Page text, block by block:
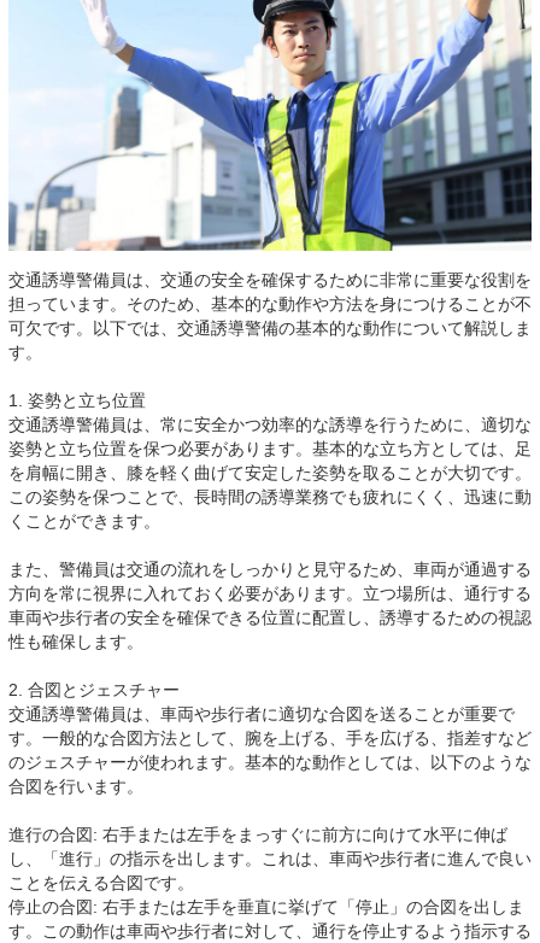
交通誘導警備員は、交通の安全を確保するために非常に重要な役割を
担っています。そのため、基本的な動作や方法を身につけることが不
可欠です。以下では、交通誘導警備の基本的な動作について解説しま
す。
1. 姿勢と立ち位置
交通誘導警備員は、常に安全かつ効率的な誘導を行うために、適切な
姿勢と立ち位置を保つ必要があります。基本的な立ち方としては、足
を肩幅に開き、膝を軽く曲げて安定した姿勢を取ることが大切です。
この姿勢を保つことで、長時間の誘導業務でも疲れにくく、迅速に動
くことができます。
また、警備員は交通の流れをしっかりと見守るため、車両が通過する
方向を常に視界に入れておく必要があります。立つ場所は、通行する
車両や歩行者の安全を確保できる位置に配置し、誘導するための視認
性も確保します。
2. 合図とジェスチャー
交通誘導警備員は、車両や歩行者に適切な合図を送ることが重要で
す。一般的な合図方法として、腕を上げる、手を広げる、指差すなど
のジェスチャーが使われます。基本的な動作としては、以下のような
合図を行います。
進行の合図: 右手または左手をまっすぐに前方に向けて水平に伸ば
し、「進行」の指示を出します。これは、車両や歩行者に進んで良い
ことを伝える合図です。
停止の合図: 右手または左手を垂直に挙げて「停止」の合図を出しま
す。この動作は車両や歩行者に対して、通行を停止するよう指示する